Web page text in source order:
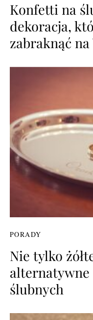
Konfetti na
dekoracja,
zabraknąć
PORADY
Nie tylko
ślubnych